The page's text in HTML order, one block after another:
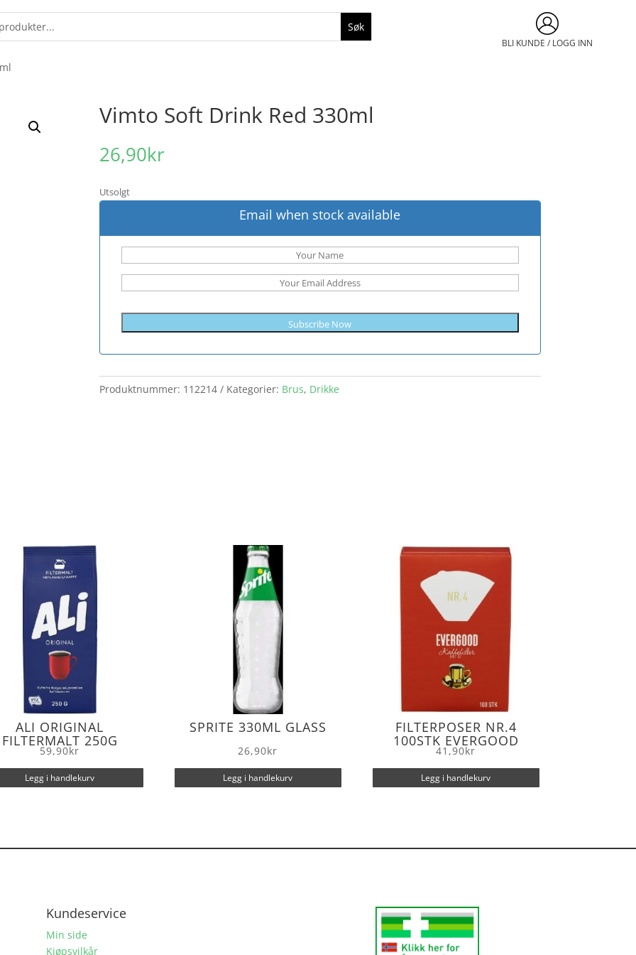
BLI KUNDE / LOGG INN
Vimto Soft Drink Red 330ml
26,90kr
Utsolgt
Email when stock available
Subscribe Now
Produktnummer: 112214 Kategorier: Brus, Drikke
ALI ORIGINAL
FILTERMALT 250G
59,90kr
Legg i handlekurv
SPRITE 330ML GLASS
26,90kr
Legg i handlekurv
FILTERPOSER NR.4
100STK EVERGOOD
41,90kr
Legg i handlekurv
Kundeservice
Min side
Kjøpsvilkår